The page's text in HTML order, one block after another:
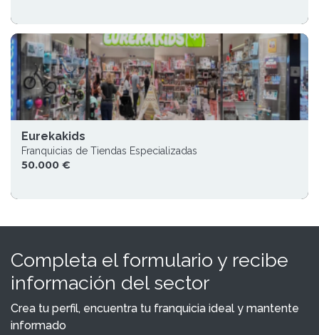
Eurekakids
Franquicias de Tiendas Especializadas
50.000 €
Completa el formulario y recibe
información del sector
Crea tu perfil, encuentra tu franquicia ideal y mantente
informado